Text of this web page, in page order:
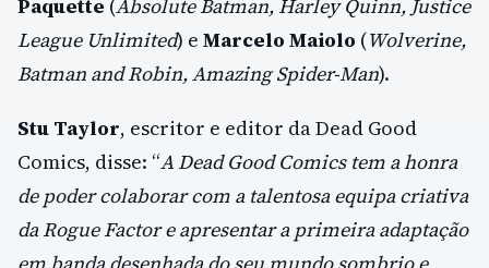
Paquette (Absolute Batman, Harley Quinn, Justice
League Unlimited) e Marcelo Maiolo (Wolverine,
Batman and Robin, Amazing Spider-Man).
Stu Taylor, escritor e editor da Dead Good
Comics, disse: “A Dead Good Comics tem a honra
de poder colaborar com a talentosa equipa criativa
da Rogue Factor e apresentar a primeira adaptação